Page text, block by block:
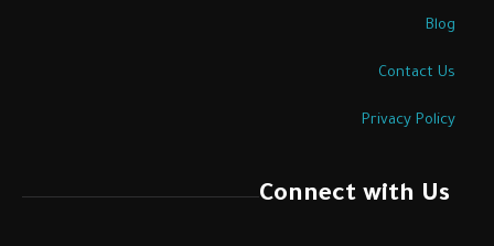
Blog
Contact Us
Privacy Policy
Connect with Us